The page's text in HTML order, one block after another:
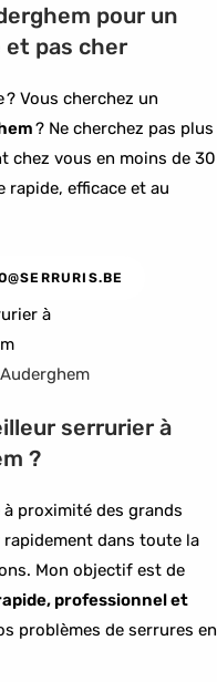
pour un
et pas cher
Vous cherchez un
? Ne cherchez pas plus
chez vous en moins de 30
rapide, efficace et au
serrurier à
?
proximité des grands
dans toute la
Mon objectif est de
professionnel et
problèmes de serrures en